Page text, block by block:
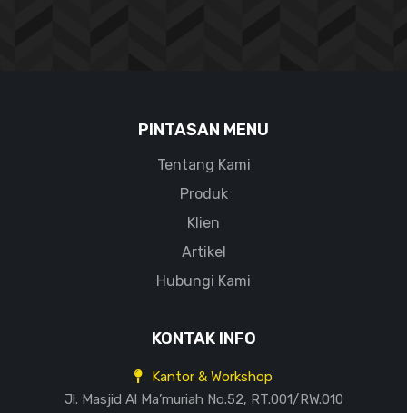
PINTASAN MENU
Tentang Kami
Produk
Klien
Artikel
Hubungi Kami
KONTAK INFO
Kantor & Workshop
Jl. Masjid Al Ma’muriah No.52, RT.001/RW.010